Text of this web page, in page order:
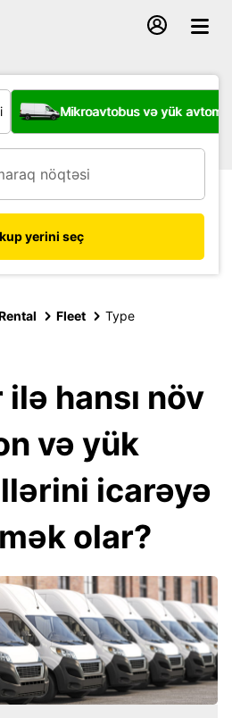
Mikroavtobus və yük
yerini seç
Fleet Type
hansı növ
və yük
icarəyə
olar?